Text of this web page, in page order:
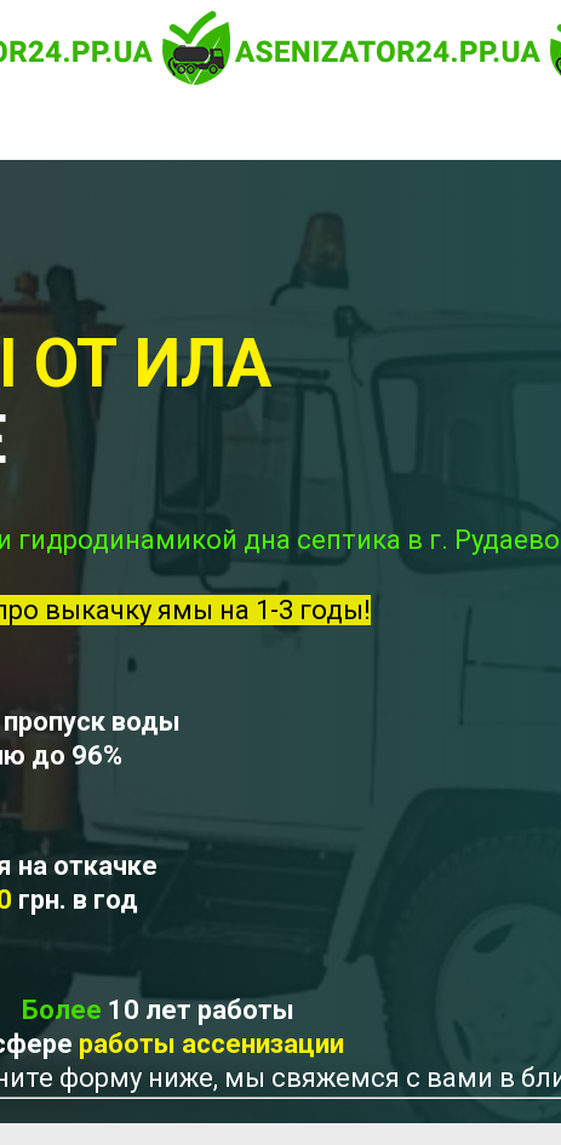
ОТ ИЛА
гидродинамикой дна септика в г.
выкачку ямы на 1-3 годы!
воды
до 96%
на откачке
грн. в год
Более 10 лет работы
работы ассенизации
форму ниже, мы свяжемся с вами в